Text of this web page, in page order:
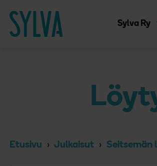
Sylva Ry
Etusivu Julkaisut Seitsemän